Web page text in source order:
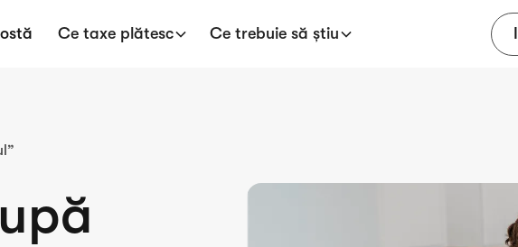
Ce taxe plătesc Ce trebuie să știu